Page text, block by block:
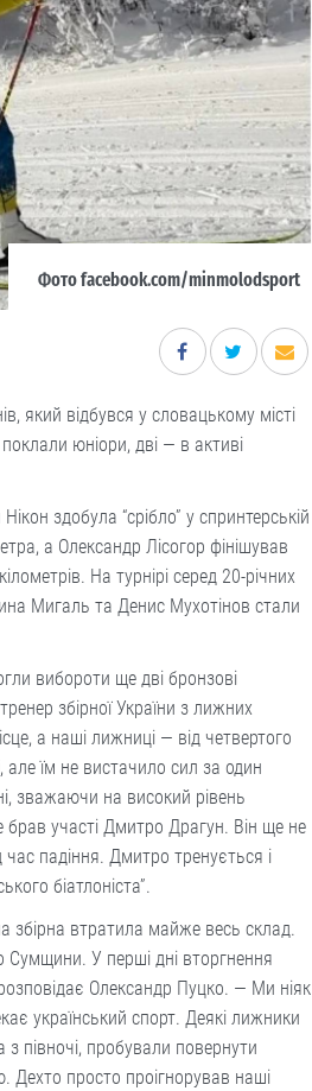
Фото facebook.com/minmolodsport
який відбувся у словацькому місті
юніори, дві — в активі
здобула “срібло” у спринтерській
а Олександр Лісогор фінішував
На турнірі серед 20-річних
Мигаль та Денис Мухотінов стали
вибороти ще дві бронзові
збірної України з лижних
а наші лижниці — від четвертого
їм не вистачило сил за один
зважаючи на високий рівень
брав участі Дмитро Драгун. Він ще не
падіння. Дмитро тренується і
біатлоніста”.
збірна втратила майже весь склад.
Сумщини. У перші дні вторгнення
Олександр Пуцко. — Ми ніяк
український спорт. Деякі лижники
півночі, пробували повернути
Дехто просто проігнорував наші